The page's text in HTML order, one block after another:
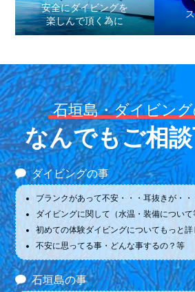
安全にダイビングを
楽しんで頂く為に
石垣島・ダイビン
なんでもご相談
ダイビングの事
ブランクがあって不安・・・耳抜きが・・
ダイビングに関して（水温・装備について
初めての体験ダイビングについてもっと詳
不安に思ってる事・どんな事するの？等
石垣島の事